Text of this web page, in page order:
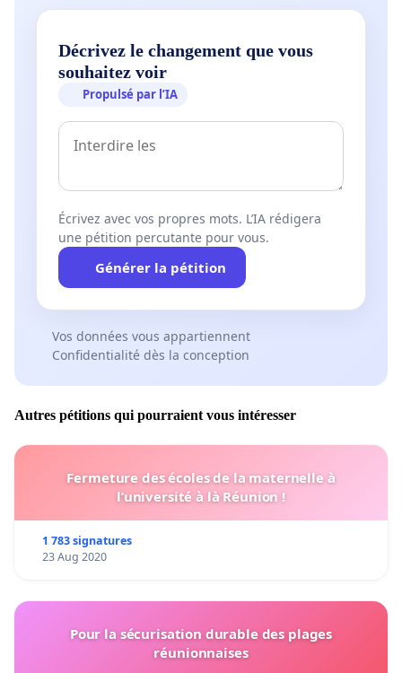
Décrivez le changement que vous
souhaitez voir
Propulsé par l’IA
Écrivez avec vos propres mots. L’IA rédigera
une pétition percutante pour vous.
Générer la pétition
Vos données vous appartiennent
Confidentialité dès la conception
Autres pétitions qui pourraient vous intéresser
Fermeture des écoles de la maternelle à
l’université à là Réunion !
1 783 signatures
23 Aug 2020
Pour la sécurisation durable des plages
réunionnaises